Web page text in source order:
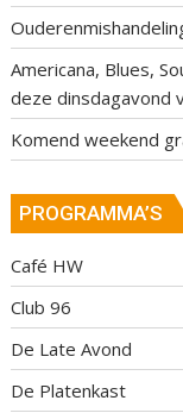
Americana, Blues,
deze dinsdagavond
Komend weekend
PROGRAMMA’S
Café HW
Club 96
De Late Avond
De Platenkast